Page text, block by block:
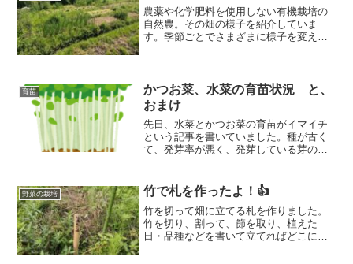
農薬や化学肥料を使用しない有機栽培の
自然農。その畑の様子を紹介していま
す。季節ごとでさまざまに様子を変えて
しいです。
育苗
かつお菜、水菜の育苗状況 と、
おまけ
先日、水菜とかつお菜の育苗がイマイチ
という記事を書いていました。種が古く
て、発芽率が悪く、発芽している芽の元
てきましたよ！
野菜の栽培 竹で札を作ったよ！👍
竹を切って畑に立てる札を作りました。
竹を切り、割って、節を取り、植えた
日・品種などを書いて立てればどこに何